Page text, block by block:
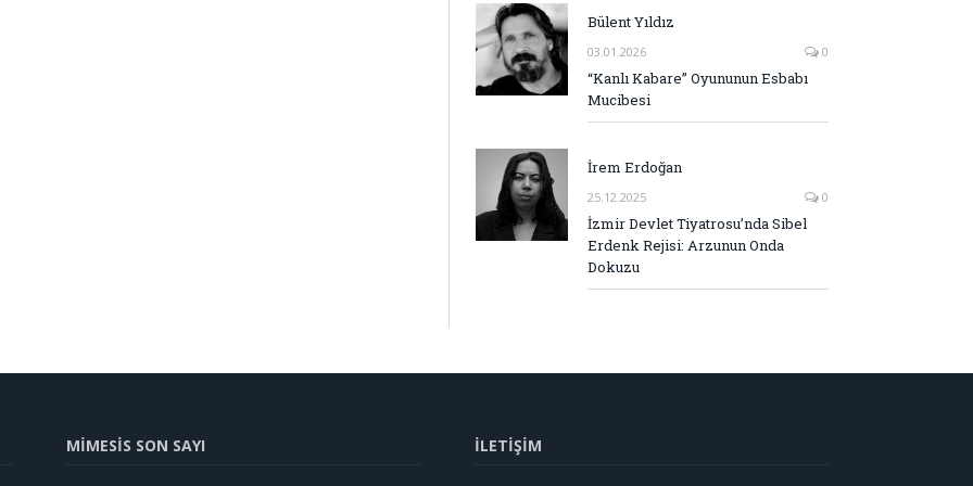
Bülent Yıldız
03.01.2026 0
“Kanlı Kabare” Oyununun Esbabı
Mucibesi
İrem Erdoğan
25.12.2025 0
İzmir Devlet Tiyatrosu’nda Sibel
Erdenk Rejisi: Arzunun Onda
Dokuzu
MİMESİS SON SAYI İLETİŞİM